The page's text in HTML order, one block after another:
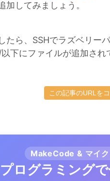
加してみましょう。
たら、SSHでラズベリー
下にファイルが追加され
この記事のURLを
MakeCode & マイク
ログラミング